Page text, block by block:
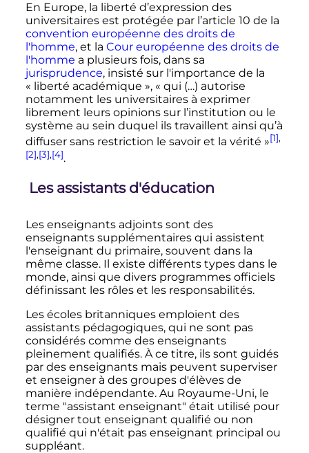
En Europe, la liberté d’expression des
universitaires est protégée par l’article 10 de la
convention européenne des droits de
l'homme, et la Cour européenne des droits de
l'homme a plusieurs fois, dans sa
jurisprudence, insisté sur l'importance de la
« liberté académique », « qui (…) autorise
notamment les universitaires à exprimer
librement leurs opinions sur l’institution ou le
système au sein duquel ils travaillent ainsi qu’à
diffuser sans restriction le savoir et la vérité »[1],
[2],[3],[4].
Les assistants d'éducation
Les enseignants adjoints sont des
enseignants supplémentaires qui assistent
l'enseignant du primaire, souvent dans la
même classe. Il existe différents types dans le
monde, ainsi que divers programmes officiels
définissant les rôles et les responsabilités.
Les écoles britanniques emploient des
assistants pédagogiques, qui ne sont pas
considérés comme des enseignants
pleinement qualifiés. À ce titre, ils sont guidés
par des enseignants mais peuvent superviser
et enseigner à des groupes d'élèves de
manière indépendante. Au Royaume-Uni, le
terme "assistant enseignant" était utilisé pour
désigner tout enseignant qualifié ou non
qualifié qui n'était pas enseignant principal ou
suppléant.